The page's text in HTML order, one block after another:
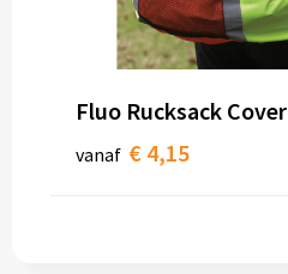
Fluo Rucksack Cover
vanaf € 4,15